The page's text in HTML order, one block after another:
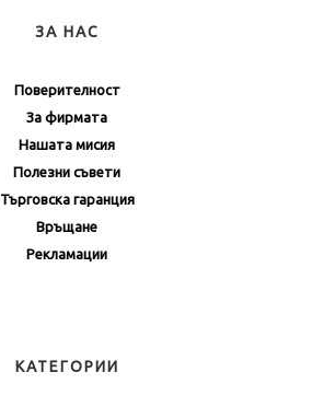
ЗА НАС
Поверителност
За фирмата
Нашата мисия
Полезни съвети
Търговска гаранция
Връщане
Рекламации
КАТЕГОРИИ